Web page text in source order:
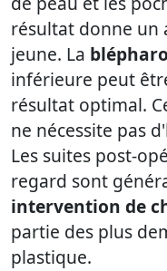
résultat donne un
jeune. La
inférieure peut
résultat optimal.
ne nécessite pas
Les suites post-
regard sont
intervention de
partie des plus
plastique.